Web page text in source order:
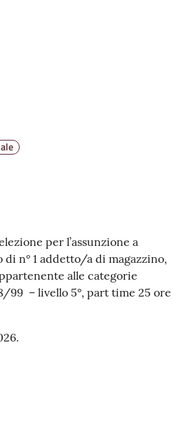
per l’assunzione a
n° 1 addetto/a di magazzino,
alle categorie
99 – livello 5°, part time 25 ore